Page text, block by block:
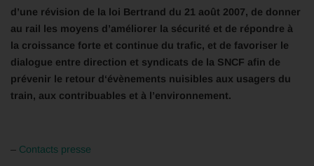
d’une révision de la loi Bertrand du 21 août 2007, de donner
au rail les moyens d’améliorer la sécurité et de répondre à
la croissance forte et continue du trafic, et de favoriser le
dialogue entre direction et syndicats de la SNCF afin de
prévenir le retour d‘évènements nuisibles aux usagers du
train, aux contribuables et à l’environnement.
– Contacts presse